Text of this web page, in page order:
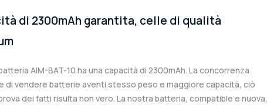
di 2300mAh garantita, celle di qualità
AIM-BAT-10 ha una capacità di 2300mAh. La concorrenza
di vendere batterie aventi stesso peso e maggiore capacità, ciò
dei fatti risulta non vero. La nostra batteria, compatible e nuova,